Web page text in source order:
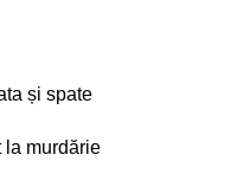
și spate
la murdărie